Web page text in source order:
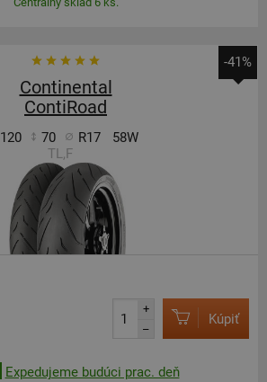
-41%
Continental
ContiRoad
120 70 R17
58W
TL,F
+
–
Kúpiť
Expedujeme budúci prac. deň